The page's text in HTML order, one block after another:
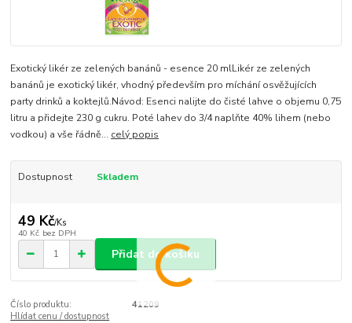
Exotický likér ze zelených banánů - esence 20 mlLikér ze zelených
banánů je exotický likér, vhodný především pro míchání osvěžujících
party drinků a koktejlů.Návod: Esenci nalijte do čisté lahve o objemu 0,75
litru a přidejte 230 g cukru. Poté lahev do 3/4 naplňte 40% lihem (nebo
vodkou) a vše řádně... celý popis
Dostupnost Skladem
49 Kč/Ks
40 Kč bez DPH
Přidat do košíku
Číslo produktu:
41209
Hlídat cenu / dostupnost